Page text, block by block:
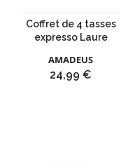
Coffret de 4 tasses
expresso Laure
AMADEUS
Prix
24,99 €